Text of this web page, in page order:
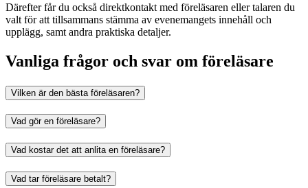
Därefter får du också direktkontakt med föreläsaren eller talaren du
valt för att tillsammans stämma av evenemangets innehåll och
upplägg, samt andra praktiska detaljer.
Vanliga frågor och svar om föreläsare
Vilken är den bästa föreläsaren?
Vad gör en föreläsare?
Vad kostar det att anlita en föreläsare?
Vad tar föreläsare betalt?